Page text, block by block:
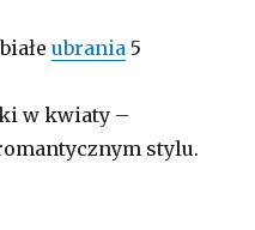
ubrania 5
w kwiaty –
stylu.